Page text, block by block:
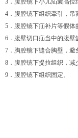
3．腹腔镜下小儿疝囊高
4．腹腔镜下组织牵引，吊
5．腹腔镜下疝补片等假体
6．腹壁切口疝当中的腹
7．胸腔镜下缝合胸壁，避
8．腹腔镜下提拉组织，减
9．腹腔镜下组织固定。